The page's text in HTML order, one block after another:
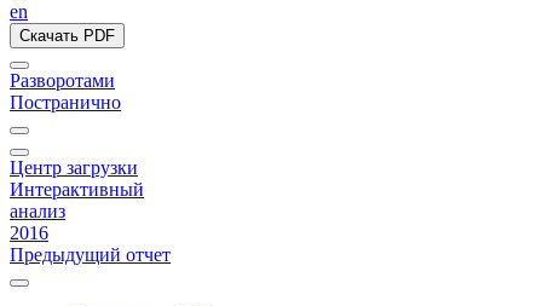
en
Скачать PDF
Разворотами
Постранично
Центр загрузки
Интерактивный
анализ
2016
Предыдущий отчет